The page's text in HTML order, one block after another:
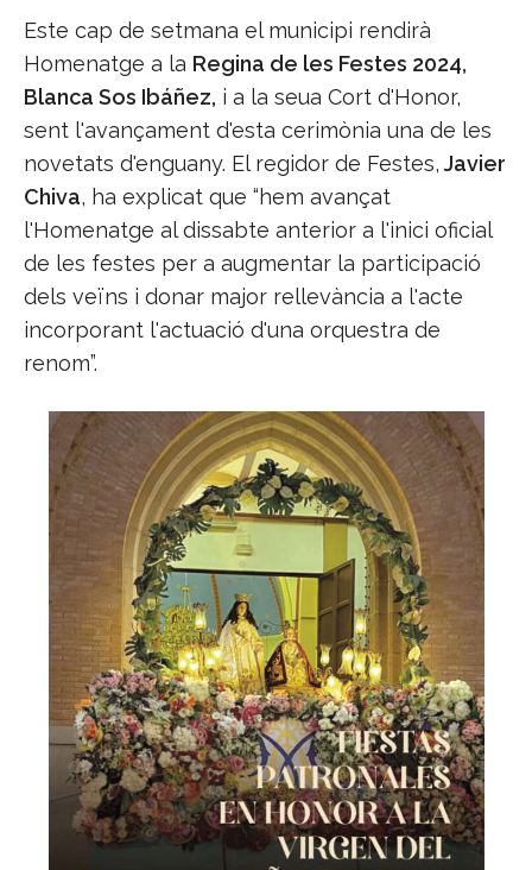
Este cap de setmana el municipi rendirà
Homenatge a la Regina de les Festes 2024,
Blanca Sos Ibáñez, i a la seua Cort d'Honor,
sent l'avançament d'esta cerimònia una de les
novetats d'enguany. El regidor de Festes, Javier
Chiva, ha explicat que “hem avançat
l'Homenatge al dissabte anterior a l'inici oficial
de les festes per a augmentar la participació
dels veïns i donar major rellevància a l'acte
incorporant l'actuació d'una orquestra de
renom”.